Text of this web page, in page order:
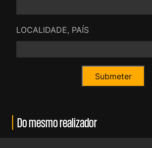
LOCALIDADE, PAÍS
Do mesmo realizador